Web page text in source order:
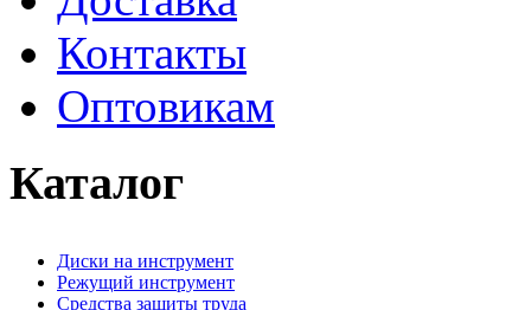
Контакты
Оптовикам
Каталог
Диски на инструмент
Режущий инструмент
Средства защиты труда